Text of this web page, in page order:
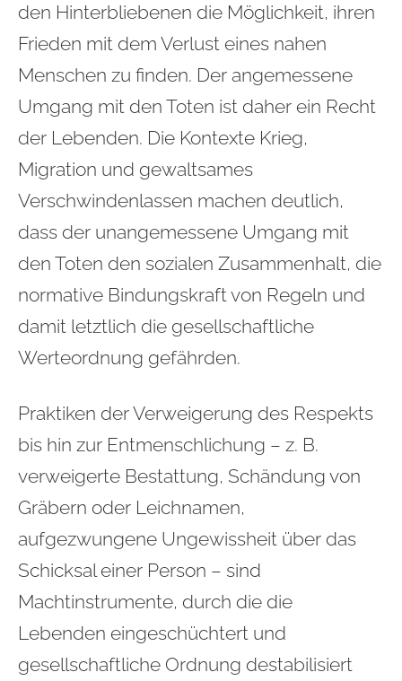
den Hinterbliebenen die Möglichkeit, ihren
Frieden mit dem Verlust eines nahen
Menschen zu finden. Der angemessene
Umgang mit den Toten ist daher ein Recht
der Lebenden. Die Kontexte Krieg,
Migration und gewaltsames
Verschwindenlassen machen deutlich,
dass der unangemessene Umgang mit
den Toten den sozialen Zusammenhalt, die
normative Bindungskraft von Regeln und
damit letztlich die gesellschaftliche
Werteordnung gefährden.
Praktiken der Verweigerung des Respekts
bis hin zur Entmenschlichung – z. B.
verweigerte Bestattung, Schändung von
Gräbern oder Leichnamen,
aufgezwungene Ungewissheit über das
Schicksal einer Person – sind
Machtinstrumente, durch die die
Lebenden eingeschüchtert und
gesellschaftliche Ordnung destabilisiert